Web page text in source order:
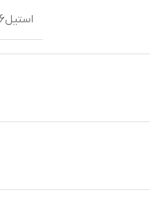
استیل316 (ضد حساسیت)